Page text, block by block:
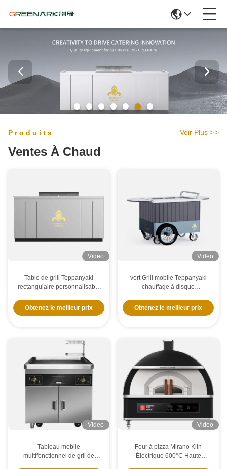
Produits
Ventes À Chaud
Voir Plus >>
Video
Table de grill Teppanyaki
rectangulaire personnalisable
Obtenez le meilleur prix
Video
vert Grill mobile Teppanyaki
chauffage à disque
Table de gril Hibachi
Obtenez le meilleur prix
Video
Tableau mobile
multifonctionnel de gril de
Video
Four à pizza Mirano Kiln
Électrique 600°C Haute